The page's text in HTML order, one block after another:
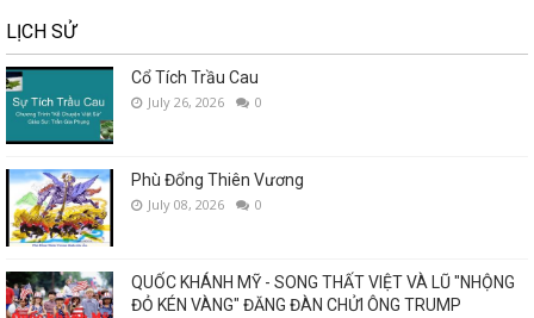
LỊCH SỬ
Cổ Tích Trầu Cau
July 26, 2026 0
Phù Đổng Thiên Vương
July 08, 2026 0
QUỐC KHÁNH MỸ - SONG THẤT VIỆT VÀ LŨ "NHỘNG
ĐỎ KÉN VÀNG" ĐĂNG ĐÀN CHỬI ÔNG TRUMP